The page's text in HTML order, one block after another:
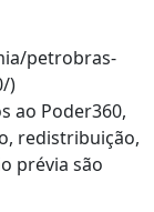
petrobras-
)
ao Poder360,
redistribuição,
prévia são